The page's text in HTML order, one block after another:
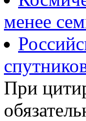
менее
При